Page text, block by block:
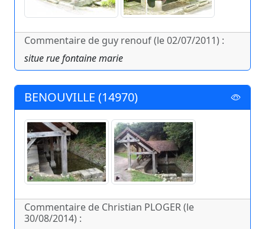
Commentaire de guy renouf (le 02/07/2011) :
situe rue fontaine marie
BENOUVILLE (14970)
Commentaire de Christian PLOGER (le
30/08/2014) :